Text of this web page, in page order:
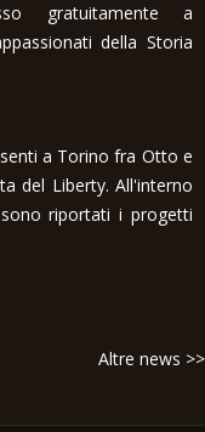
gratuitamente a
della Storia
a Torino fra Otto e
del Liberty. All'interno
riportati i progetti
Altre news >>